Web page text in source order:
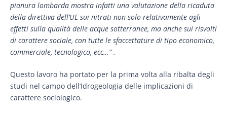
pianura lombarda mostra infatti una valutazione della ricaduta
della direttiva dell’UE sui nitrati non solo relativamente agli
effetti sulla qualità delle acque sotterranee, ma anche sui risvolti
di carattere sociale, con tutte le sfaccettature di tipo economico,
commerciale, tecnologico, ecc…” .
Questo lavoro ha portato per la prima volta alla ribalta degli
studi nel campo dell’Idrogeologia delle implicazioni di
carattere sociologico.